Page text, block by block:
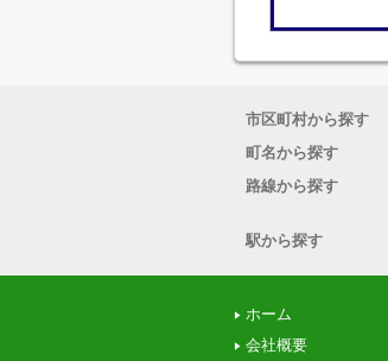
市区町村から探す
町名から探す
路線から探す
駅から探す
ホーム
会社概要